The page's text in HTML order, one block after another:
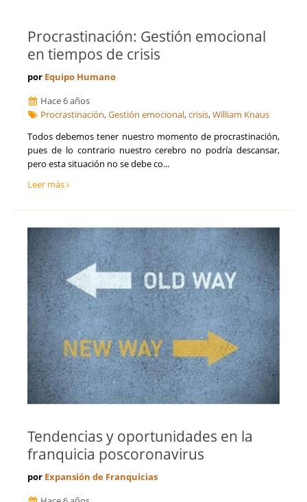
Procrastinación: Gestión emocional
en tiempos de crisis
por Equipo Humano
Hace 6 años
Procrastinación,Gestión emocional,crisis,William Knaus
Todos debemos tener nuestro momento de procrastinación,
pues de lo contrario nuestro cerebro no podría descansar,
pero esta situación no se debe co...
Leer más
Tendencias y oportunidades en la
franquicia poscoronavirus
por Expansión de Franquicias